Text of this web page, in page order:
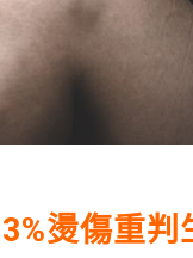
燙傷重判